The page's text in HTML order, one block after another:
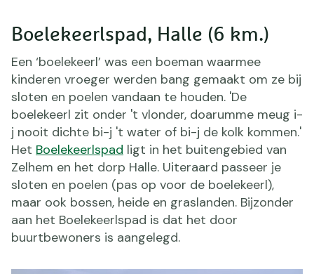
Boelekeerlspad, Halle (6 km.)
Een ‘boelekeerl’ was een boeman waarmee
kinderen vroeger werden bang gemaakt om ze bij
sloten en poelen vandaan te houden. 'De
boelekeerl zit onder 't vlonder, doarumme meug i-
j nooit dichte bi-j 't water of bi-j de kolk kommen.'
Het Boelekeerlspad ligt in het buitengebied van
Zelhem en het dorp Halle. Uiteraard passeer je
sloten en poelen (pas op voor de boelekeerl),
maar ook bossen, heide en graslanden. Bijzonder
aan het Boelekeerlspad is dat het door
buurtbewoners is aangelegd.